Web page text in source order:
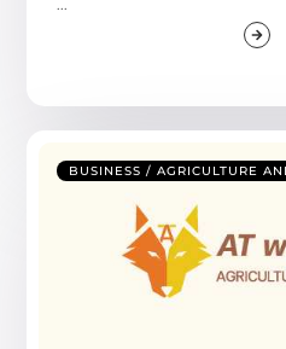
BUSINESS / AGRICULTURE